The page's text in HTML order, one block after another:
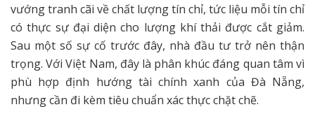
vướng tranh cãi về chất lượng tín chỉ, tức liệu mỗi tín chỉ
có thực sự đại diện cho lượng khí thải được cắt giảm.
Sau một số sự cố trước đây, nhà đầu tư trở nên thận
trọng. Với Việt Nam, đây là phân khúc đáng quan tâm vì
phù hợp định hướng tài chính xanh của Đà Nẵng,
nhưng cần đi kèm tiêu chuẩn xác thực chặt chẽ.